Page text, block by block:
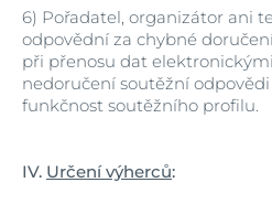
6) Pořadatel, organizátor ani
odpovědní za chybné
při přenosu dat
nedoručení soutěžní
funkčnost soutěžního profilu.
IV. Určení výherců: